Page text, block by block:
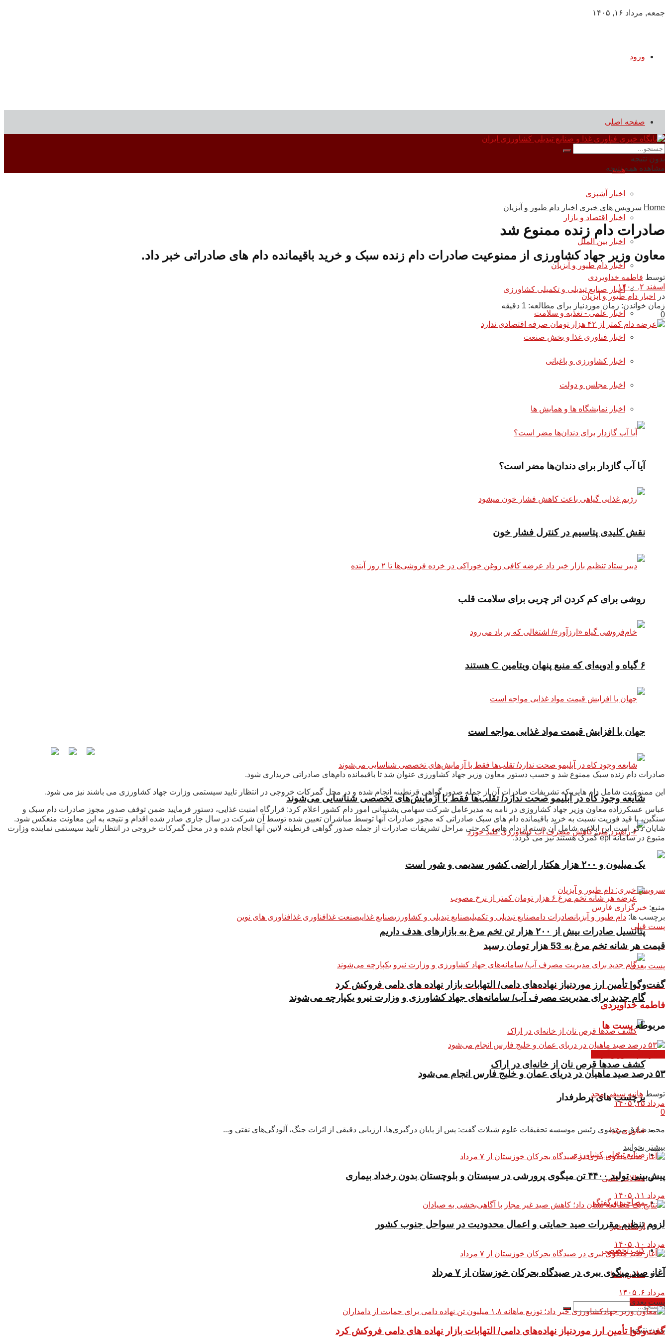
جمعه, مرداد ۱۶, ۱۴۰۵
ورود
صفحه اصلی
سرویس های خبری
همه
اخبار آشپزی
اخبار اقتصاد و بازار
اخبار بین الملل
اخبار دام طیور و آبزیان
اخبار صنایع تبدیلی و تکمیلی کشاورزی
اخبار علمی - تغذیه و سلامت
اخبار فناوری غذا و بخش صنعت
اخبار کشاورزی و باغبانی
اخبار مجلس و دولت
اخبار نمایشگاه ها و همایش ها
آیا آب گازدار برای دندان‌ها مضر است؟
نقش کلیدی پتاسیم در کنترل فشار خون
روشی برای کم کردن اثر چربی برای سلامت قلب
۶ گیاه و ادویه‌ای که منبع پنهان ویتامین C هستند
جهان با افزایش قیمت مواد غذایی مواجه است
شایعه وجود کاه در آبلیمو صحت ندارد/ تقلب‌ها فقط با آزمایش‌های تخصصی شناسایی می‌شوند
یک میلیون و ۲۰۰ هزار هکتار اراضی کشور سدیمی و شور است
پتانسیل صادرات بیش از ۲۰۰ هزار تن تخم مرغ به بازار‌های هدف داریم
گام جدید برای مدیریت مصرف آب/ سامانه‌های جهاد کشاورزی و وزارت نیرو یکپارچه می‌شوند
کشف صدها قرص نان از خانه‌ای در اراک
برچسب های پرطرفدار
فناوری غذا
صنایع تبدیلی کشاورزی
مقالات علمی
مصاحبه و گفتگو
ارسال خبر
کتب تخصصی
تماس با ما
بدون نتیجه
بدون نتیجه
مشاهده همه نتیجه
Home سرویس های خبری اخبار دام طیور و آبزیان
صادرات دام زنده ممنوع شد
معاون وزیر جهاد کشاورزی از ممنوعیت صادرات دام زنده سبک و خرید باقیمانده دام های صادراتی خبر داد.
توسط فاطمه خداویردی
اسفند ۲, ۱۴۰۰
در
اخبار دام طیور و آبزیان
زمان خواندن: زمان موردنیاز برای مطالعه: 1 دقیقه
0
صادرات دام زنده سبک ممنوع شد و حسب دستور معاون وزیر جهاد کشاورزی عنوان شد تا باقیمانده دام‌های صادراتی خریداری شود.
این ممنوعیت شامل دام هایی که تشریفات صادرات آن از جمله صدور گواهی قرنطینه انجام شده و در محل گمرکات خروجی در انتظار تایید سیستمی وزارت جهاد کشاورزی می باشند نیز می شود.
عباس عسکرزاده معاون وزیر جهاد کشاروزی در نامه به مدیرعامل شرکت سهامی پشتیبانی امور دام کشور اعلام کرد: قرارگاه امنیت غذایی، دستور فرمایید ضمن توقف صدور مجوز صادرات دام سبک و
سنگین، با قید فوریت نسبت به خرید باقیمانده دام های سبک صادراتی که مجوز صادرات آنها توسط مباشران تعیین شده توسط آن شرکت در سال جاری صادر شده اقدام و نتیجه به این معاونت منعکس شود.
شایان ذکر است این ابلاغیه شامل آن دسته از دام هایی که حتی مراحل تشریفات صادرات از جمله صدور گواهی قرنطینه لاتین آنها انجام شده و در محل گمرکات خروجی در انتظار تایید سیستمی نماینده وزارت
متبوع در سامانه epl گمرک هستند نیز می گردد.
سرویس خبری: دام طیور و آبزیان
منبع: خبرگزاری فارس
برچسب ها: دام طیور و آبزیانصادرات دامصنایع تبدیلی و تکمیلیصنایع تبدیلی و کشاورزیصنایع غذاییصنعت غذا فناوری غذا فناوری های نوین
پست قبلی
قیمت هر شانه تخم مرغ به 53 هزار تومان رسید
پست بعدی
گفت‌وگو| تأمین ارز موردنیاز نهاده‌های دامی/ التهابات بازار نهاده های دامی فروکش کرد
فاطمه خداویردی
مربوطه پست ها
۵۳ درصد صید ماهیان در دریای عمان و خلیج فارس انجام می‌شود
توسط هانیه سیفی مجد
مرداد ۱۵, ۱۴۰۵
0
محمدصادق مرتضوی رئیس موسسه تحقیقات علوم شیلات گفت: پس از پایان درگیری‌ها، ارزیابی دقیقی از اثرات جنگ، آلودگی‌های نفتی و...
بیشتر بخوانید
پیش‌بینی تولید ۴۴۰۰ تن میگوی پرورشی در سیستان و بلوچستان بدون رخداد بیماری
مرداد ۱۱, ۱۴۰۵
لزوم تنظیم مقررات صید حمایتی و اعمال محدودیت‌ در سواحل جنوب کشور
مرداد ۱۰, ۱۴۰۵
آغاز صید میگوی ببری در صیدگاه بحرکان خوزستان از ۷ مرداد
مرداد ۶, ۱۴۰۵
پست بعدی
گفت‌وگو| تأمین ارز موردنیاز نهاده‌های دامی/ التهابات بازار نهاده های دامی فروکش کرد